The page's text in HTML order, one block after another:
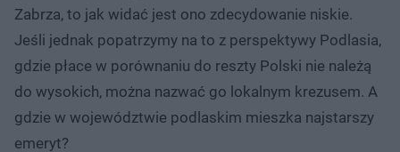
Zabrza, to jak widać jest ono zdecydowanie niskie.
Jeśli jednak popatrzymy na to z perspektywy Podlasia,
gdzie płace w porównaniu do reszty Polski nie należą
do wysokich, można nazwać go lokalnym krezusem. A
gdzie w województwie podlaskim mieszka najstarszy
emeryt?